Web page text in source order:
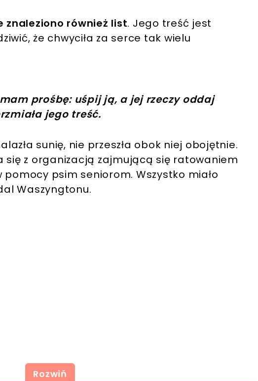
znaleziono również list. Jego treść jest
że chwyciła za serce tak wielu
prośbę: uśpij ją, a jej rzeczy oddaj
jego treść.
sunię, nie przeszła obok niej obojętnie.
się z organizacją zajmującą się ratowaniem
psim seniorom. Wszystko miało
Waszyngtonu.
Rozwiń